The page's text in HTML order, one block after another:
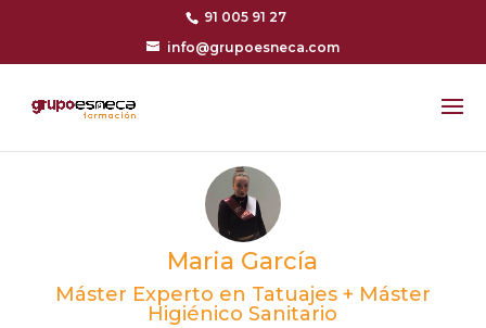
91 005 91 27
info@grupoesneca.com
Maria García
Máster Experto en Tatuajes + Máster
Higiénico Sanitario